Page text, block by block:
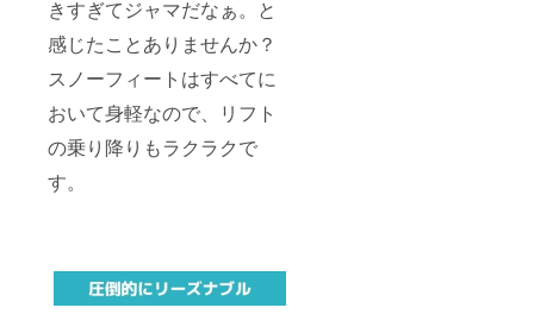
きすぎてジャマだなぁ。と
感じたことありませんか？
スノーフィートはすべてに
おいて身軽なので、リフト
の乗り降りもラクラクで
す。